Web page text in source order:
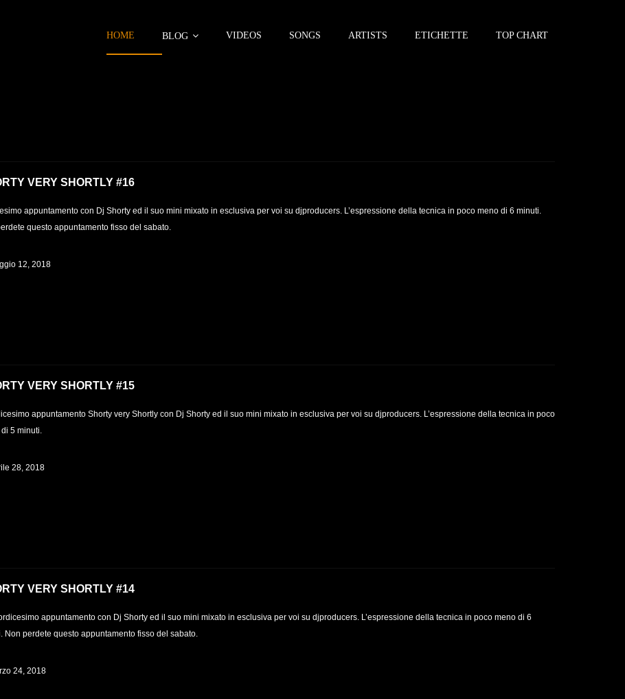
HOME BLOG VIDEOS SONGS ARTISTS ETICHETTE TOP CHART
VERY SHORTLY #16
appuntamento con Dj Shorty ed il suo mini mixato in esclusiva per voi su djproducers. L’espressione della tecnica in poco meno di 6 minuti.
questo appuntamento fisso del sabato.
12, 2018
VERY SHORTLY #15
appuntamento Shorty very Shortly con Dj Shorty ed il suo mini mixato in esclusiva per voi su djproducers. L’espressione della tecnica in poco
5 minuti.
28, 2018
VERY SHORTLY #14
appuntamento con Dj Shorty ed il suo mini mixato in esclusiva per voi su djproducers. L’espressione della tecnica in poco meno di 6
Non perdete questo appuntamento fisso del sabato.
24, 2018